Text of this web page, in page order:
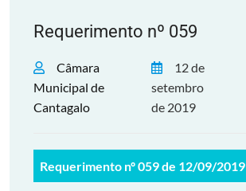
Requerimento nº 059
Câmara
Municipal de
Cantagalo
12 de
setembro
de 2019
Requerimento nº 059 de 12/09/2019